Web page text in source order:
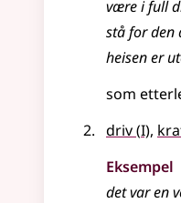
være i full
stå for den
heisen er
som
driv(1
I),
Eksempel
det var en